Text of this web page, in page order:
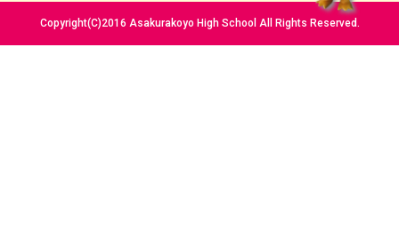
Copyright(C)2016 Asakurakoyo High School All Rights Reserved.